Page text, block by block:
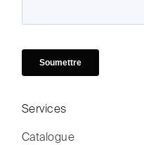
Services
Catalogue